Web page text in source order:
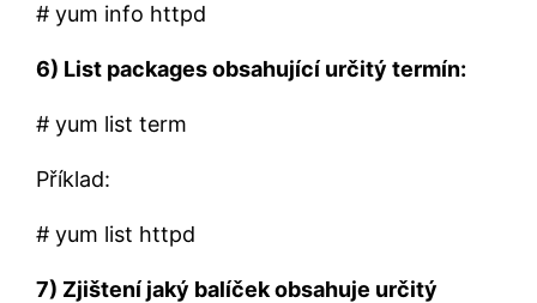
# yum info httpd
6) List packages obsahující určitý termín:
# yum list term
Příklad:
# yum list httpd
7) Zjištení jaký balíček obsahuje určitý